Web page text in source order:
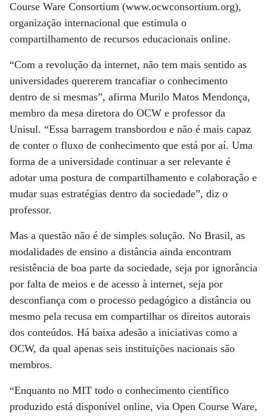
Course Ware Consortium (www.ocwconsortium.org),
organização internacional que estimula o
compartilhamento de recursos educacionais online.
“Com a revolução da internet, não tem mais sentido as
universidades quererem trancafiar o conhecimento
dentro de si mesmas”, afirma Murilo Matos Mendonça,
membro da mesa diretora do OCW e professor da
Unisul. “Essa barragem transbordou e não é mais capaz
de conter o fluxo de conhecimento que está por aí. Uma
forma de a universidade continuar a ser relevante é
adotar uma postura de compartilhamento e colaboração e
mudar suas estratégias dentro da sociedade”, diz o
professor.
Mas a questão não é de simples solução. No Brasil, as
modalidades de ensino a distância ainda encontram
resistência de boa parte da sociedade, seja por ignorância
por falta de meios e de acesso à internet, seja por
desconfiança com o processo pedagógico a distância ou
mesmo pela recusa em compartilhar os direitos autorais
dos conteúdos. Há baixa adesão a iniciativas como a
OCW, da qual apenas seis instituições nacionais são
membros.
“Enquanto no MIT todo o conhecimento científico
produzido está disponível online, via Open Course Ware,